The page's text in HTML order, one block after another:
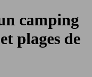
camping
plages de